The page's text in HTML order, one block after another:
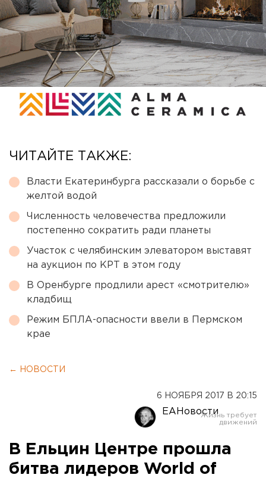
ЧИТАЙТЕ ТАКЖЕ:
Власти Екатеринбурга рассказали о борьбе с
желтой водой
Численность человечества предложили
постепенно сократить ради планеты
Участок с челябинским элеватором выставят
на аукцион по КРТ в этом году
В Оренбурге продлили арест «смотрителю»
кладбищ
Режим БПЛА-опасности ввели в Пермском
крае
← НОВОСТИ
6 НОЯБРЯ 2017 В 20:15
ЕАНовости
В Ельцин Центре прошла
битва лидеров World of